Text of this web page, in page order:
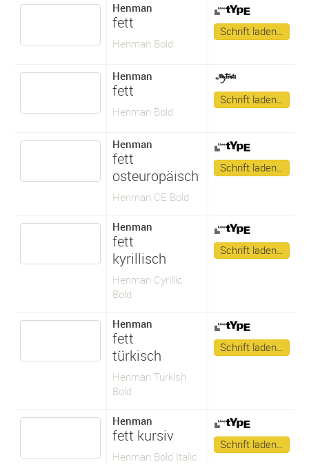
Henman
fett
Henman Bold
Schrift laden…
Henman
fett
Henman Bold
Schrift laden…
Henman
fett
osteuropäisch
Henman CE Bold
Schrift laden…
Henman
fett
kyrillisch
Henman Cyrillic
Bold
Schrift laden…
Henman
fett
türkisch
Henman Turkish
Bold
Schrift laden…
Henman
fett kursiv
Henman Bold Italic
Schrift laden…